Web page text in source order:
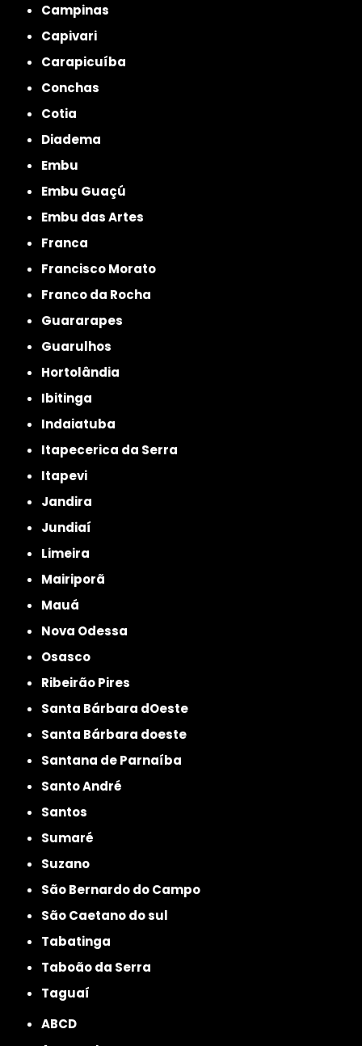
Campinas
Capivari
Carapicuíba
Conchas
Cotia
Diadema
Embu
Embu Guaçú
Embu das Artes
Franca
Francisco Morato
Franco da Rocha
Guararapes
Guarulhos
Hortolândia
Ibitinga
Indaiatuba
Itapecerica da Serra
Itapevi
Jandira
Jundiaí
Limeira
Mairiporã
Mauá
Nova Odessa
Osasco
Ribeirão Pires
Santa Bárbara dOeste
Santa Bárbara doeste
Santana de Parnaíba
Santo André
Santos
Sumaré
Suzano
São Bernardo do Campo
São Caetano do sul
Tabatinga
Taboão da Serra
Taguaí
ABCD